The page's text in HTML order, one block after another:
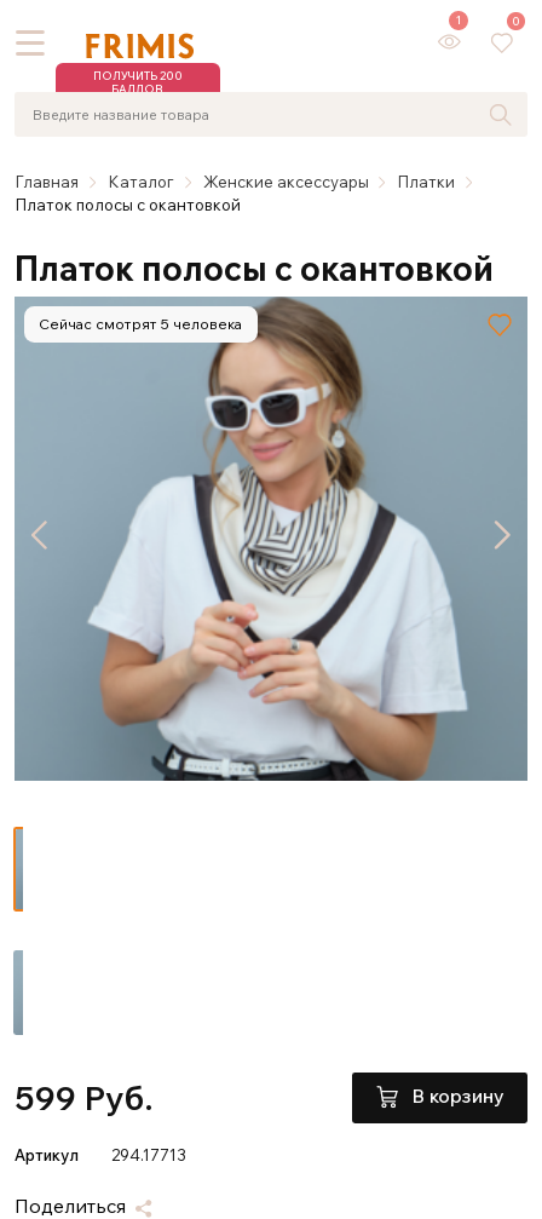
ПОЛУЧИТЬ 200
БАЛЛОВ
1 0
Главная Каталог Женские аксессуары
Платки
Платок полосы с окантовкой
Платок полосы с окантовкой
Сейчас смотрят 5 человека
599 Руб. В корзину
Артикул 294.17713
Поделиться